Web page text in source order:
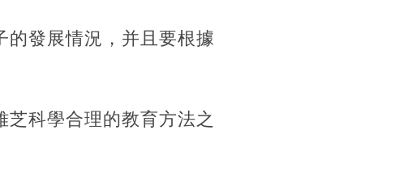
的發展情況，并且要根據
科學合理的教育方法之